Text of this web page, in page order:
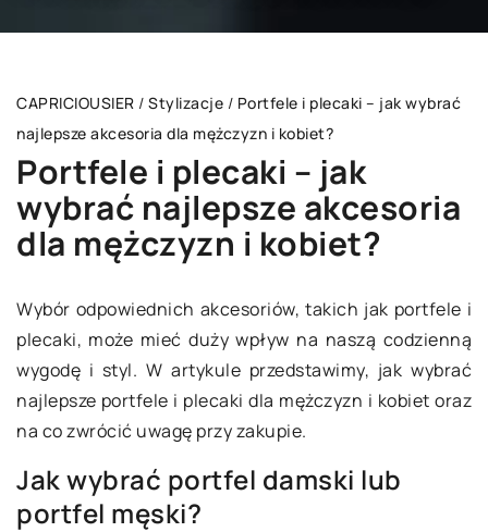
CAPRICIOUSIER / Stylizacje / Portfele i plecaki – jak wybrać
najlepsze akcesoria dla mężczyzn i kobiet?
Portfele i plecaki – jak
wybrać najlepsze akcesoria
dla mężczyzn i kobiet?
Wybór odpowiednich akcesoriów, takich jak portfele i
plecaki, może mieć duży wpływ na naszą codzienną
wygodę i styl. W artykule przedstawimy, jak wybrać
najlepsze portfele i plecaki dla mężczyzn i kobiet oraz
na co zwrócić uwagę przy zakupie.
Jak wybrać portfel damski lub
portfel męski?